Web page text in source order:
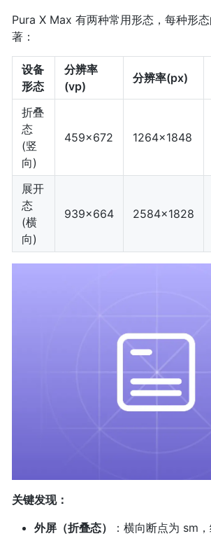
Pura X Max 有两种常用形态，每种形
著：
设备
形态
分辨率
(vp)
分辨率(px)
折叠
态
(竖
向)
459×672 1264×1848
展开
态
(横
向)
939×664 2584×1828
关键发现：
外屏（折叠态）
：横向断点为 sm